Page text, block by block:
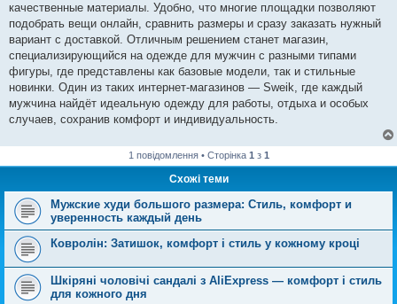
качественные материалы. Удобно, что многие площадки позволяют
подобрать вещи онлайн, сравнить размеры и сразу заказать нужный
вариант с доставкой. Отличным решением станет магазин,
специализирующийся на одежде для мужчин с разными типами
фигуры, где представлены как базовые модели, так и стильные
новинки. Один из таких интернет-магазинов — Sweik, где каждый
мужчина найдёт идеальную одежду для работы, отдыха и особых
случаев, сохранив комфорт и индивидуальность.
1 повідомлення • Сторінка 1 з 1
Схожі теми
Мужские худи большого размера: Стиль, комфорт и
уверенность каждый день
Ковролін: Затишок, комфорт і стиль у кожному кроці
Шкіряні чоловічі сандалі з AliExpress — комфорт і стиль
для кожного дня